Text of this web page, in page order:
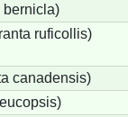
bernicla)
ruficollis)
canadensis)